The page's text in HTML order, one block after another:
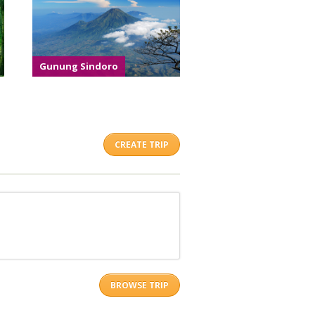
Gunung Sindoro
CREATE TRIP
BROWSE TRIP